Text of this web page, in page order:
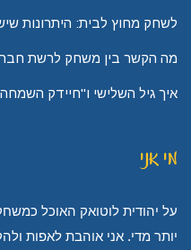
לשחק מחוץ לבית: היתרונות
מה הקשר בין משחק לרשת
איך גיל השלישי ו"חיידק
מי אני
על יהודית לוטואק האוכל
יותר מדי. אני אוהבת לאפות